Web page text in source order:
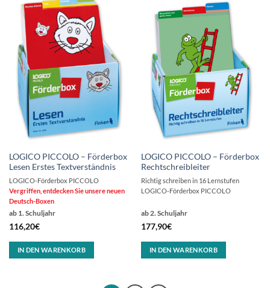
LOGICO PICCOLO – Förderbox
Lesen Erstes Textverständnis
ab 1. Schuljahr
116,20€
LOGICO-Förderbox PICCOLO
Vergriffen, entdecken Sie unsere neuen
Deutsch-Boxen
IN DEN WARENKORB
LOGICO PICCOLO – Förderbox
Rechtschreibleiter
ab 2. Schuljahr
177,90€
Richtig schreiben in 16 Lernstufen
LOGICO-Förderbox PICCOLO
IN DEN WARENKORB